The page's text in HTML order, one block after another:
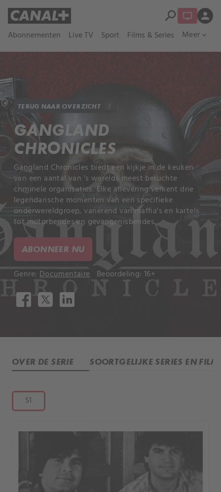
Abonnementen Live TV Sport Films & Series Meer expand_more
search person
TERUG NAAR OVERZICHT
GANGLAND
CHRONICLES
Gangland Chronicles biedt een kijkje in de keuken
van een aantal van 's werelds meest beruchte
criminele organisaties. Elke aflevering verkent drie
legendarische momenten van een specifieke
onderwereldgroep, variërend van maffia's en kartels
tot motorbendes en gevangenisbendes.
ABONNEER NU
Genre: Documentaire Beoordeling: 16+
OVER DE SERIE SOORTGELIJKE SERIES EN
S1